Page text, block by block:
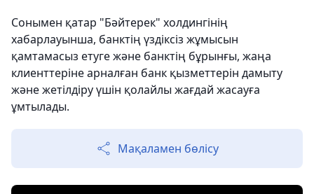
Сонымен қатар "Бәйтерек" холдингінің
хабарлауынша, банктің үздіксіз жұмысын
қамтамасыз етуге және банктің бұрынғы, жаңа
клиенттеріне арналған банк қызметтерін дамыту
және жетілдіру үшін қолайлы жағдай жасауға
ұмтылады.
Мақаламен бөлісу